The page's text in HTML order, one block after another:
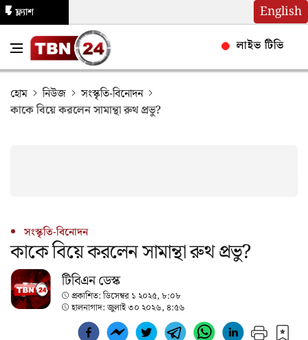
English
ফ্ল্যাশ
লাইভ টিভি
হোম নিউজ
সংস্কৃতি-বিনোদন
কাকে বিয়ে করলেন সামান্থা রুথ প্রভু?
সংস্কৃতি-বিনোদন
কাকে বিয়ে করলেন সামান্থা রুথ প্রভু?
টিবিএন ডেস্ক
প্রকাশিত:ডিসেম্বর ১ ২০২৫, ৮:০৮
হালনাগাদ:জুলাই ৩০ ২০২৬, ৪:৫৬